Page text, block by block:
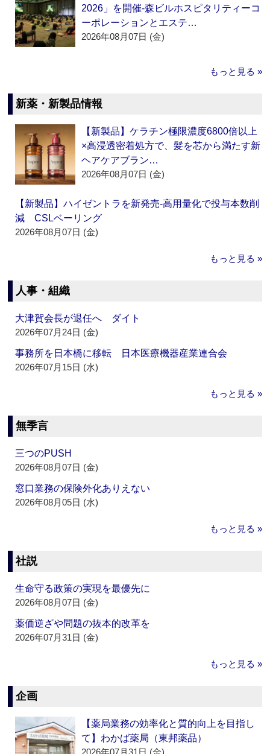
2026」を開催‐森ビルホスピタリティーコ
ーポレーションとエステ…
2026年08月07日 (金)
もっと見る »
新薬・新製品情報
【新製品】ケラチン極限濃度6800倍以上
×高浸透密着処方で、髪を芯から満たす新
ヘアケアブラン…
2026年08月07日 (金)
【新製品】ハイゼントラを新発売‐高用量化で投与本数削
減 CSLベーリング
2026年08月07日 (金)
もっと見る »
人事・組織
大津賀会長が退任へ ダイト
2026年07月24日 (金)
事務所を日本橋に移転 日本医療機器産業連合会
2026年07月15日 (水)
もっと見る »
無季言
三つのPUSH
2026年08月07日 (金)
窓口業務の保険外化ありえない
2026年08月05日 (水)
もっと見る »
社説
生命守る政策の実現を最優先に
2026年08月07日 (金)
薬価逆ざや問題の抜本的改革を
2026年07月31日 (金)
もっと見る »
企画
【薬局業務の効率化と質的向上を目指し
て】わかば薬局（東邦薬品）